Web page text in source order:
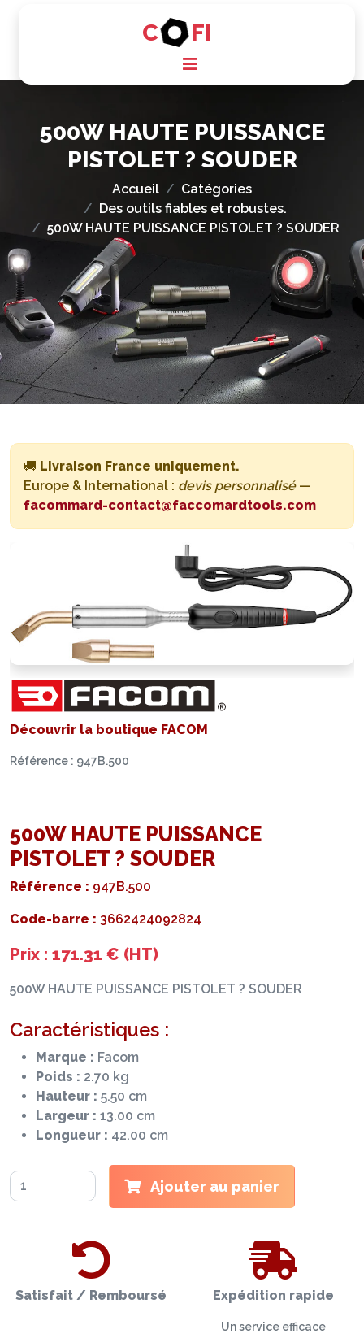
C FI
500W HAUTE PUISSANCE
PISTOLET ? SOUDER
Accueil
Catégories
Des outils fiables et robustes.
500W HAUTE PUISSANCE PISTOLET ? SOUDER
🚚 Livraison France uniquement.
Europe & International : devis personnalisé—
facommard-contact@faccomardtools.com
Découvrir la boutique FACOM
Référence : 947B.500
500W HAUTE PUISSANCE
PISTOLET ? SOUDER
Référence : 947B.500
Code-barre : 3662424092824
Prix : 171.31 € (HT)
500W HAUTE PUISSANCE PISTOLET ? SOUDER
Caractéristiques :
Marque : Facom
Poids : 2.70 kg
Hauteur : 5.50 cm
Largeur : 13.00 cm
Longueur : 42.00 cm
Ajouter au panier
Satisfait / Remboursé Expédition rapide
Un service efficace